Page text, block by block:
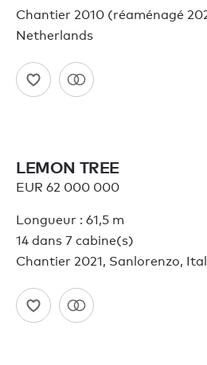
Chantier 2010 (réaménagé
Netherlands
LEMON TREE
EUR 62 000 000
Longueur : 61,5 m
14 dans 7 cabine(s)
Chantier 2021, Sanlorenzo,